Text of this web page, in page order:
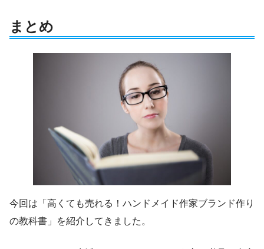
まとめ
今回は「高くても売れる！ハンドメイド作家ブランド作り
の教科書」を紹介してきました。